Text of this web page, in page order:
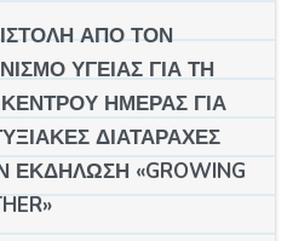
ΑΠΟ ΤΟΝ
ΥΓΕΙΑΣ ΓΙΑ ΤΗ
ΗΜΕΡΑΣ ΓΙΑ
ΔΙΑΤΑΡΑΧΕΣ
«GROWING